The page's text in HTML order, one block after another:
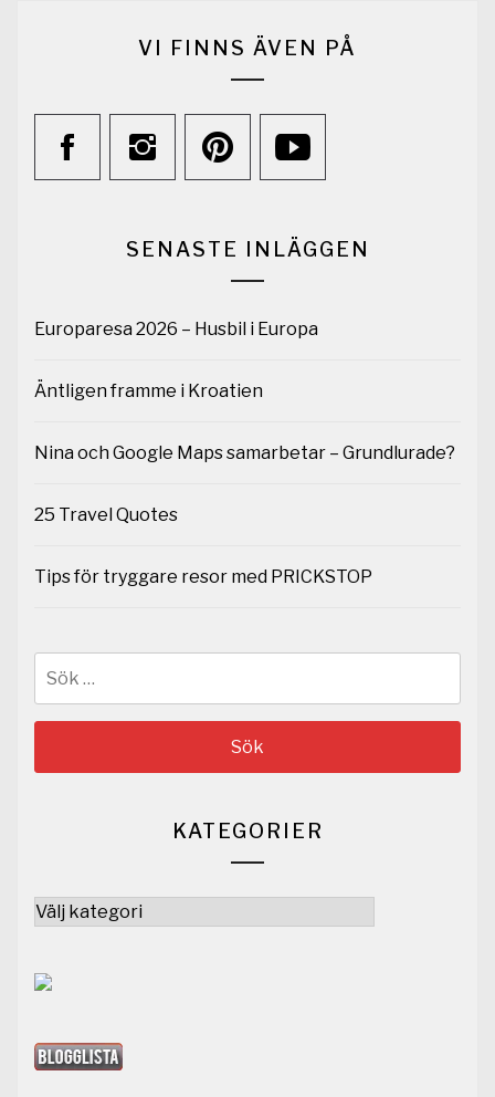
VI FINNS ÄVEN PÅ
SENASTE INLÄGGEN
Europaresa 2026 – Husbil i Europa
Äntligen framme i Kroatien
Nina och Google Maps samarbetar – Grundlurade?
25 Travel Quotes
Tips för tryggare resor med PRICKSTOP
KATEGORIER
Kategorier